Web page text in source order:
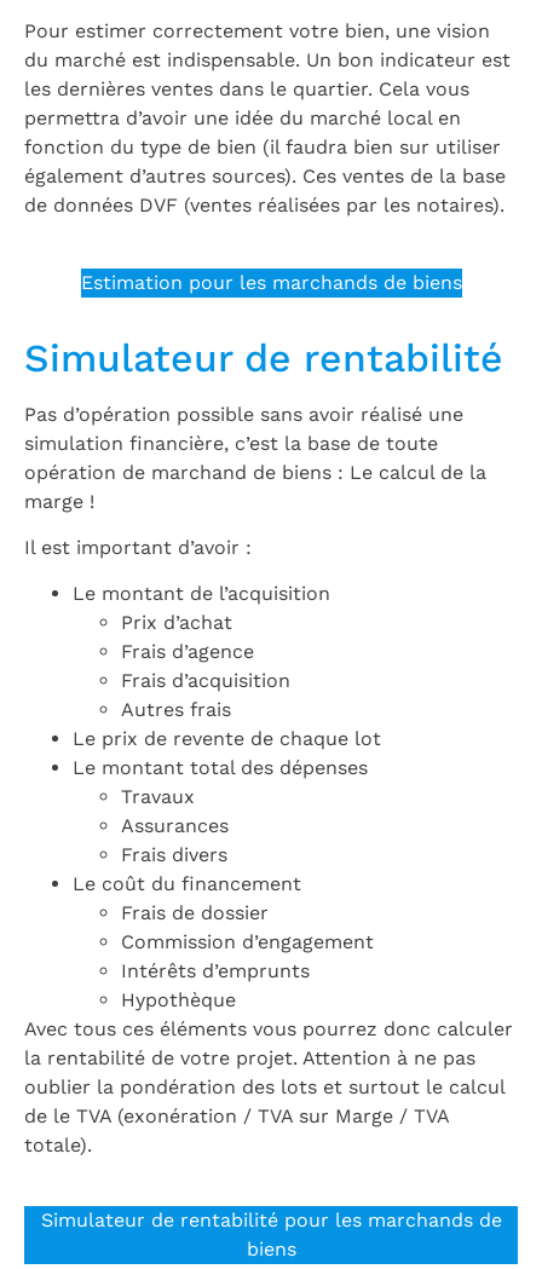
Pour estimer correctement votre bien, une vision
du marché est indispensable. Un bon indicateur est
les dernières ventes dans le quartier. Cela vous
permettra d’avoir une idée du marché local en
fonction du type de bien (il faudra bien sur utiliser
également d’autres sources). Ces ventes de la base
de données DVF (ventes réalisées par les notaires).
Estimation pour les marchands de biens
Simulateur de rentabilité
Pas d’opération possible sans avoir réalisé une
simulation financière, c’est la base de toute
opération de marchand de biens : Le calcul de la
marge !
Il est important d’avoir :
Le montant de l’acquisition
Prix d’achat
Frais d’agence
Frais d’acquisition
Autres frais
Le prix de revente de chaque lot
Le montant total des dépenses
Travaux
Assurances
Frais divers
Le coût du financement
Frais de dossier
Commission d’engagement
Intérêts d’emprunts
Hypothèque
Avec tous ces éléments vous pourrez donc calculer
la rentabilité de votre projet. Attention à ne pas
oublier la pondération des lots et surtout le calcul
de le TVA (exonération / TVA sur Marge / TVA
totale).
Simulateur de rentabilité pour les marchands de
biens